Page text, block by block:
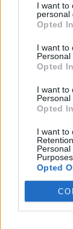
I want to
personal
Opted In
I want to
Personal
Opted In
I want to
Personal
Opted In
I want to
Opted